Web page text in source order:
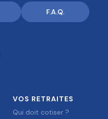
F.A.Q.
VOS RETRAITES
Qui doit cotiser ?